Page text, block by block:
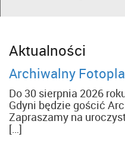
Aktualności
Archiwalny
Do 30 sierpnia 2026
Gdyni będzie gościć
Zapraszamy na
[…]